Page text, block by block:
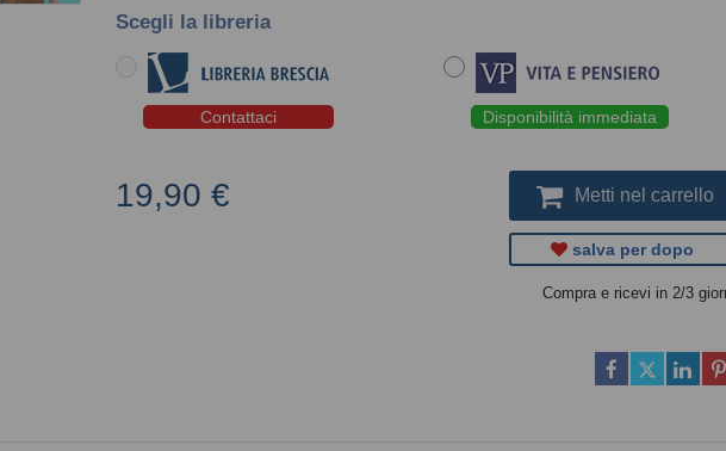
Scegli la libreria
Contattaci Disponibilità immediata
19,90 € Metti nel carrello
salva per dopo
Compra e ricevi in 2/3